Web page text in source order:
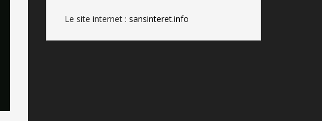
Le site internet : sansinteret.info